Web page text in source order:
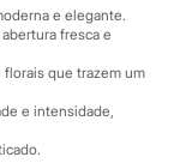
e elegante.
fresca e
florais que trazem um
e intensidade,